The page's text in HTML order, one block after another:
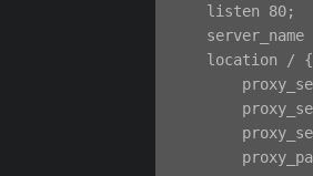
    listen 80;
server_name
    location / {